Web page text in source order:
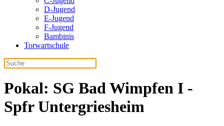
D-Jugend
E-Jugend
F-Jugend
Bambinis
Torwartschule
Pokal: SG Bad Wimpfen I -
Spfr Untergriesheim